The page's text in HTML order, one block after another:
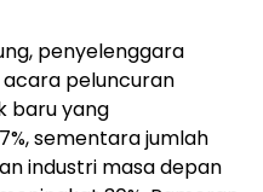
penyelenggara
peluncuran
baru yang
sementara jumlah
industri masa depan